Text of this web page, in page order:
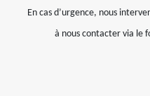
En cas d’urgence, nous
à nous contacter via le